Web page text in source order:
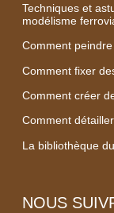
Techniques et
modélisme
Comment
Comment fixer
Comment créer
Comment
La bibliothèque
NOUS